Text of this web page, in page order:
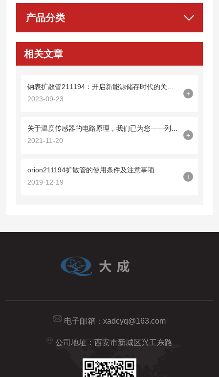
产品分类
相关文章
2023-09-23
+
2021-11-20
+
orion211194扩散管的使用条件及注意事项
2019-12-19
+
电子邮箱： xadcyq@163.com
公司地址：西安市新城区兴工东路